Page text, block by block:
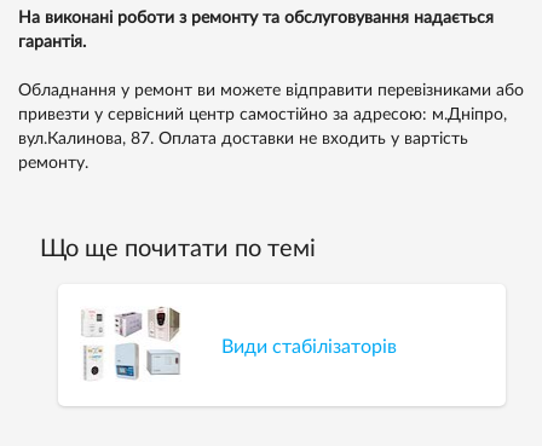
На виконані роботи з ремонту та обслуговування надається
гарантія.
Обладнання у ремонт ви можете відправити перевізниками або
привезти у сервісний центр самостійно за адресою: м.Дніпро,
вул.Калинова, 87. Оплата доставки не входить у вартість
ремонту.
Що ще почитати по темі
Види стабілізаторів